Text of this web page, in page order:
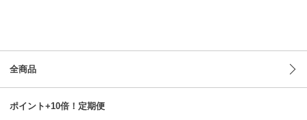
全商品
ポイント+10倍！定期便